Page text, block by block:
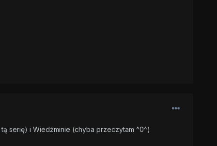
serię) i Wiedźminie (chyba przeczytam ^0^)